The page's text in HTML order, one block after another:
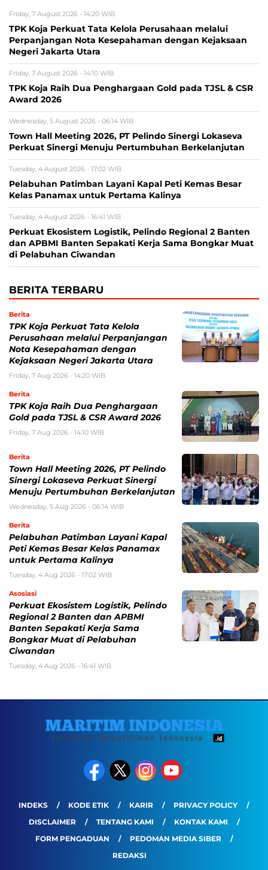
Friday, 7 August 2026 - 14:20 WIB
TPK Koja Perkuat Tata Kelola Perusahaan melalui
Perpanjangan Nota Kesepahaman dengan Kejaksaan
Negeri Jakarta Utara
Friday, 7 August 2026 - 14:10 WIB
TPK Koja Raih Dua Penghargaan Gold pada TJSL & CSR
Award 2026
Wednesday, 5 August 2026 - 06:14 WIB
Town Hall Meeting 2026, PT Pelindo Sinergi Lokaseva
Perkuat Sinergi Menuju Pertumbuhan Berkelanjutan
Tuesday, 4 August 2026 - 17:02 WIB
Pelabuhan Patimban Layani Kapal Peti Kemas Besar
Kelas Panamax untuk Pertama Kalinya
Tuesday, 4 August 2026 - 16:41 WIB
Perkuat Ekosistem Logistik, Pelindo Regional 2 Banten
dan APBMI Banten Sepakati Kerja Sama Bongkar Muat
di Pelabuhan Ciwandan
BERITA TERBARU
Berita
TPK Koja Perkuat Tata Kelola
Perusahaan melalui Perpanjangan
Nota Kesepahaman dengan
Kejaksaan Negeri Jakarta Utara
Friday, 7 Aug 2026 - 14:20 WIB
Berita
TPK Koja Raih Dua Penghargaan
Gold pada TJSL & CSR Award 2026
Friday, 7 Aug 2026 - 14:10 WIB
Berita
Town Hall Meeting 2026, PT Pelindo
Sinergi Lokaseva Perkuat Sinergi
Menuju Pertumbuhan Berkelanjutan
Wednesday, 5 Aug 2026 - 06:14 WIB
Berita
Pelabuhan Patimban Layani Kapal
Peti Kemas Besar Kelas Panamax
untuk Pertama Kalinya
Tuesday, 4 Aug 2026 - 17:02 WIB
Asosiasi
Perkuat Ekosistem Logistik, Pelindo
Regional 2 Banten dan APBMI
Banten Sepakati Kerja Sama
Bongkar Muat di Pelabuhan
Ciwandan
Tuesday, 4 Aug 2026 - 16:41 WIB
INDEKS KODE ETIK KARIR
PRIVACY POLICY
DISCLAIMER
TENTANG KAMI
KONTAK KAMI
FORM PENGADUAN
PEDOMAN MEDIA SIBER
REDAKSI